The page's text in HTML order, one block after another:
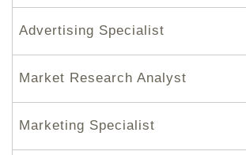
Advertising Specialist
Market Research Analyst
Marketing Specialist